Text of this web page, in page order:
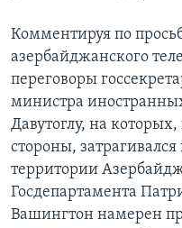
Комментируя по
азербайджанского
переговоры
министра
Давутоглу, на
стороны,
территории
Госдепартамента
Вашингтон намерен